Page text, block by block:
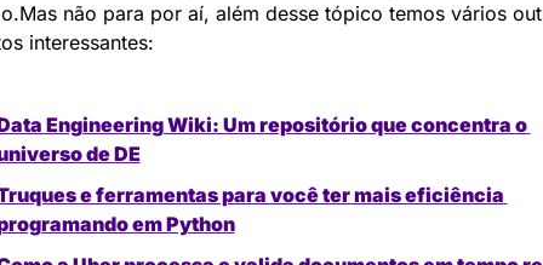
não para por aí, além desse tópico temos vários
interessantes:
Engineering Wiki: Um repositório que concentra o
de DE
e ferramentas para você ter mais eficiência
em Python